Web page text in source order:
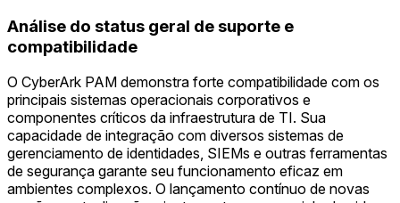
Análise do status geral de suporte e
compatibilidade
O CyberArk PAM demonstra forte compatibilidade com os
principais sistemas operacionais corporativos e
componentes críticos da infraestrutura de TI. Sua
capacidade de integração com diversos sistemas de
gerenciamento de identidades, SIEMs e outras ferramentas
de segurança garante seu funcionamento eficaz em
ambientes complexos. O lançamento contínuo de novas